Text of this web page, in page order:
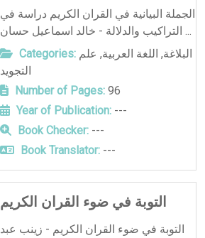
الجملة البيانية في القران الكريم دراسة في
التراكيب والدلالة - خالد اسماعيل حسان ...
Categories:
البلاغة, اللغة العربية, علم
التجويد
Number of Pages:96
Year of Publication:---
Book Checker:---
Book Translator:---
التوبة في ضوء القران الكريم
التوبة في ضوء القران الكريم - زينب عبد